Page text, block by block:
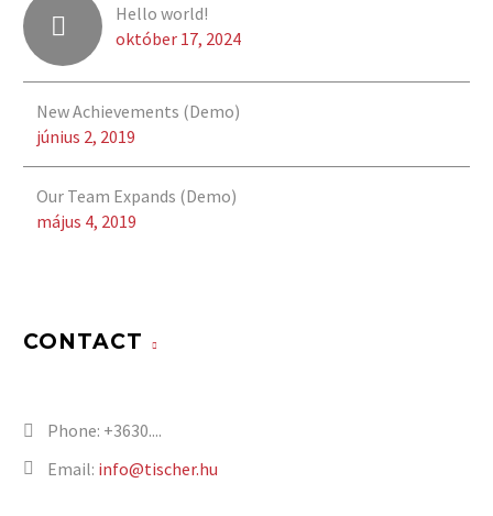
Hello world!
október 17, 2024
New Achievements (Demo)
június 2, 2019
Our Team Expands (Demo)
május 4, 2019
CONTACT
Phone: +3630....
Email: info@tischer.hu